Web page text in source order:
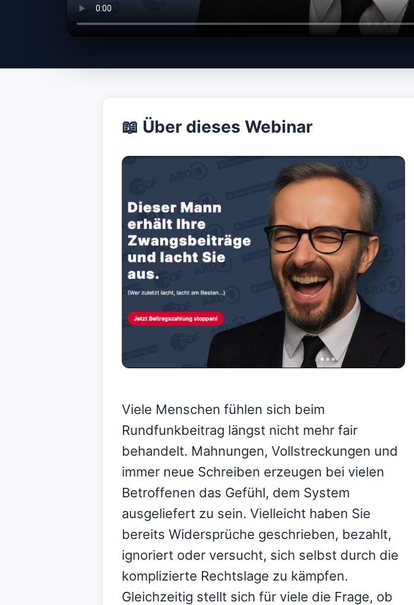
Aufzeichnung abspielen
📖 Über dieses Webinar
Viele Menschen fühlen sich beim
Rundfunkbeitrag längst nicht mehr fair
behandelt. Mahnungen, Vollstreckungen und
immer neue Schreiben erzeugen bei vielen
Betroffenen das Gefühl, dem System
ausgeliefert zu sein. Vielleicht haben Sie
bereits Widersprüche geschrieben, bezahlt,
ignoriert oder versucht, sich selbst durch die
komplizierte Rechtslage zu kämpfen.
Gleichzeitig stellt sich für viele die Frage, ob